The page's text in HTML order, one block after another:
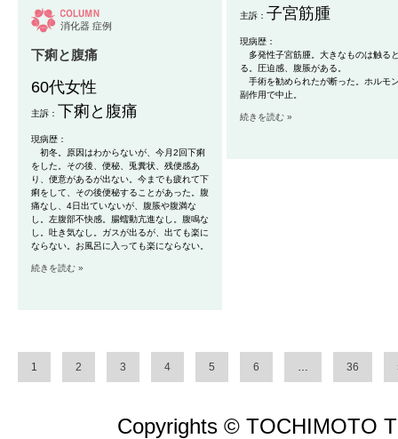
主訴： 子宮筋腫
現病歴：
多発性子宮筋腫。大きなものは触る
る 。圧迫感、腹脹がある。
手術を勧められたが断った。ホルモ
副作用で中止。
続きを読む »
消化器 症例
下痢と腹痛
60代女性
主訴： 下痢と腹痛
現病歴：
初冬。原因はわからないが、今月2回下痢
をした。その後、便秘、兎糞状、残便感あ
り、便意があるが出ない。今までも疲れて下
痢をして、その後便秘することがあった。腹
痛なし、4日出ていないが、腹脹や腹満な
し。左腹部不快感。腸蠕動亢進なし。腹鳴な
し。吐き気なし。ガスが出るが、出ても楽に
ならない。お風呂に入っても楽にならない。
続きを読む »
1 2 3 4 5 6 … 36
Copyrights © TOCHIMOTO